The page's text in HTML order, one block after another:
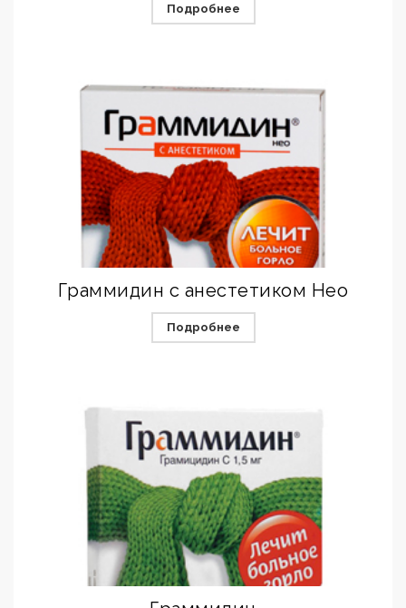
Подробнее
Граммидин с анестетиком Нео
Подробнее